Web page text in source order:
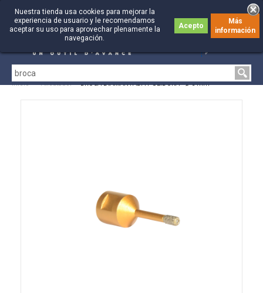
0
0
Nuestra tienda usa cookies para mejorar la
experiencia de usuario y le recomendamos
aceptar su uso para aprovechar plenamente la
navegación.
Acepto
Más
información
Inicio > Alicatador > BROCA DIAMANTADA PULIDORA - Ø 6 mm